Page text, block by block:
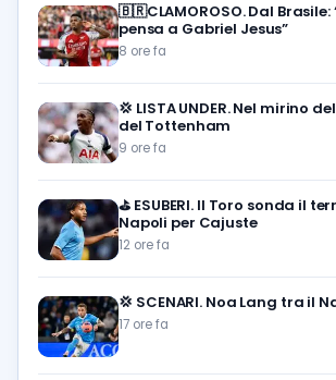
🇧🇷CLAMOROSO. Dal Brasile:
pensa a Gabriel Jesus”
8 ore fa
💢 LISTA UNDER. Nel mirino
del Tottenham
9 ore fa
⛳ ESUBERI. Il Toro sonda il
Napoli per Cajuste
12 ore fa
💢 SCENARI. Noa Lang tra il
17 ore fa